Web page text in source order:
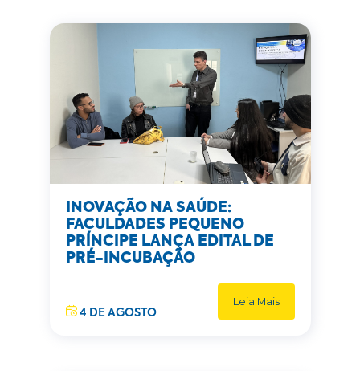
INOVAÇÃO NA SAÚDE:
FACULDADES PEQUENO
PRÍNCIPE LANÇA EDITAL DE
PRÉ-INCUBAÇÃO
4 DE AGOSTO
Leia Mais